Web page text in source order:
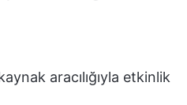
aracılığıyla etkinlik